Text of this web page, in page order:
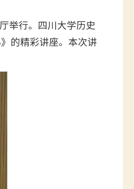
举行。四川大学历史
的精彩讲座。本次讲